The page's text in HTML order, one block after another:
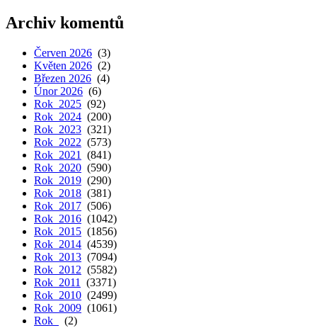
Archiv komentů
Červen 2026 (3)
Květen 2026 (2)
Březen 2026 (4)
Únor 2026 (6)
Rok 2025 (92)
Rok 2024 (200)
Rok 2023 (321)
Rok 2022 (573)
Rok 2021
(841)
Rok 2020 (590)
Rok 2019 (290)
Rok 2018 (381)
Rok 2017 (506)
Rok 2016 (1042)
Rok 2015 (1856)
Rok 2014 (4539)
Rok 2013 (7094)
Rok 2012 (5582)
Rok 2011
(3371)
Rok 2010 (2499)
Rok 2009 (1061)
Rok
(2)